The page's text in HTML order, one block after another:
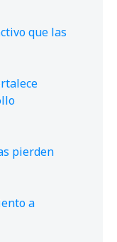
que las
pierden
a